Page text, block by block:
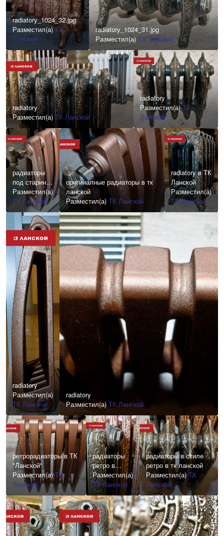
radiatory_1024_32.jpg
Разместил(а)ТК
Ланской
radiatory_1024_31.jpg
Разместил(а)ТК Ланской
radiatory
Разместил(а)ТК Ланской
radiatory
Разместил(а)ТК
Ланской
радиаторы
под старину
в ТК Ланской
Разместил(а)
ТК Ланской
оригиналные радиаторы в тк
ланской
Разместил(а) ТК Ланской
radiatory в ТК
Ланской
Разместил(а)
ТК Ланской
radiatory
Разместил(а)
ТК Ланской
radiatory
Разместил(а) ТК Ланской
ретрорадиаторы в ТК
"Ланской"
Разместил(а)ТК
Ланской
радиаторы
ретро в
санкт-
петербурге в
ТК Ланской
Разместил(а)
ТК Ланской
радиаторы в стиле
ретро в тк ланской
Разместил(а)ТК
Ланской